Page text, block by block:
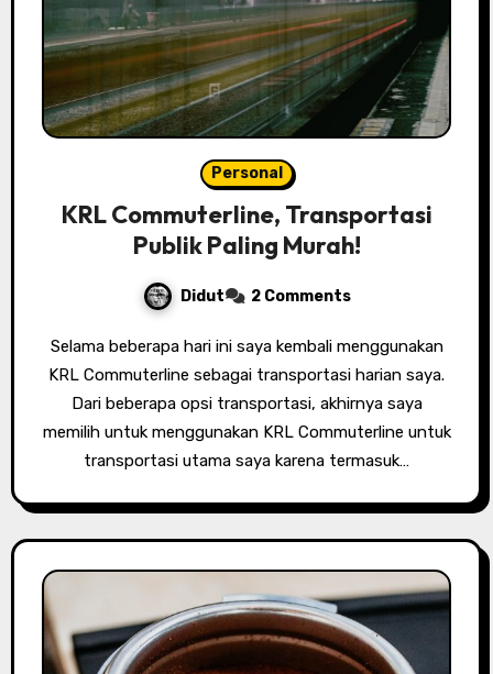
Personal
KRL Commuterline, Transportasi
Publik Paling Murah!
Didut 2 Comments
Selama beberapa hari ini saya kembali menggunakan
KRL Commuterline sebagai transportasi harian saya.
Dari beberapa opsi transportasi, akhirnya saya
memilih untuk menggunakan KRL Commuterline untuk
transportasi utama saya karena termasuk…